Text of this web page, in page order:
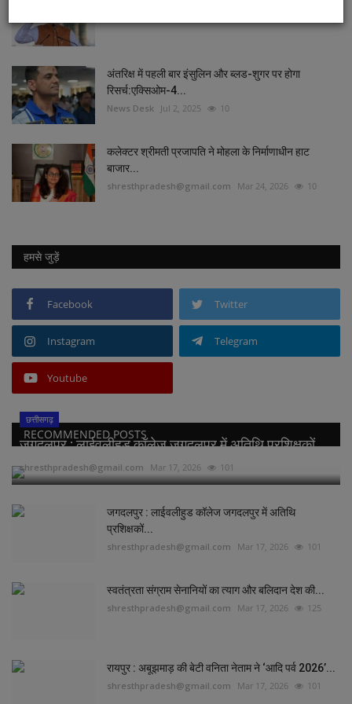
अंतरिक्ष में पहली बार इंसुलिन और ब्लड-शुगर पर होगा
रिसर्च:एक्सिओम-4...
News Desk Jul 2, 2025 10
कलेक्टर श्रीमती प्रजापति ने मोहला के निर्माणाधीन हाट
बाजार...
shresthpradesh@gmail.com Mar 24, 2026 10
हमसे जुड़ें
Facebook Twitter
Instagram Telegram
Youtube
RECOMMENDED POSTS
छत्तीसगढ़
जगदलपुर : लाईवलीहुड कॉलेज जगदलपुर में अतिथि प्रशिक्षकों...
shresthpradesh@gmail.com Mar 17, 2026 101
जगदलपुर : लाईवलीहुड कॉलेज जगदलपुर में अतिथि
प्रशिक्षकों...
shresthpradesh@gmail.com Mar 17, 2026 101
स्वतंत्रता संग्राम सेनानियों का त्याग और बलिदान देश की...
shresthpradesh@gmail.com Mar 17, 2026 125
रायपुर : अबूझमाड़ की बेटी वनिता नेताम ने ‘आदि पर्व 2026’...
shresthpradesh@gmail.com Mar 17, 2026 101